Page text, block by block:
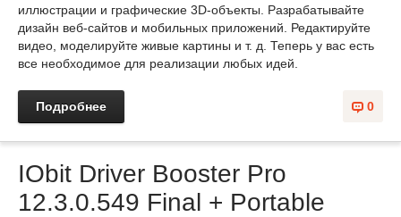
иллюстрации и графические 3D-объекты. Разрабатывайте
дизайн веб-сайтов и мобильных приложений. Редактируйте
видео, моделируйте живые картины и т. д. Теперь у вас есть
все необходимое для реализации любых идей.
0
Подробнее
IObit Driver Booster Pro
12.3.0.549 Final + Portable